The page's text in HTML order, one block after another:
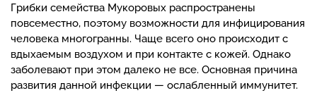
Грибки семейства Мукоровых распространены
повсеместно, поэтому возможности для инфицирования
человека многогранны. Чаще всего оно происходит с
вдыхаемым воздухом и при контакте с кожей. Однако
заболевают при этом далеко не все. Основная причина
развития данной инфекции — ослабленный иммунитет.